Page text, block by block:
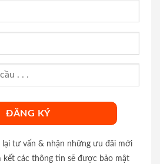
tư vấn & nhận những ưu đãi mới
kết các thông tin sẽ được bảo mật